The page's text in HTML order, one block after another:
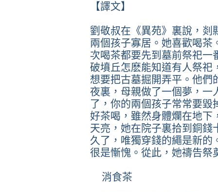
【譯文】
劉敬叔在《異苑》裏說，剡
兩個孩子寡居。她喜歡喝茶
次喝茶都要先到墓前祭祀一
破墳丘怎麽能知道有人祭祀
想要把古墓掘開弄平。他們
夜裏，母親做了一個夢，一
了，你的兩個孩子常常要毀
好茶喝，雖然身體爛在地下
天亮，她在院子裏拾到銅錢
久了，唯獨穿錢的繩是新的
很是慚愧。從此，她禱告祭
消食茶